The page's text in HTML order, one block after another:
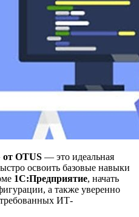
от OTUS — это идеальная
освоить базовые навыки
1С:Предприятие, начать
а также уверенно
ИТ-